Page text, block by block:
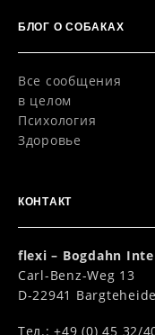
БЛОГ O СОБАКАХ
Все сообщения
в целом
Психология
Здоровье
КОНТАКТ
flexi – Bogdahn
Carl-Benz-Weg 13
D-22941 Bargteheide
Тел.: +49 (0) 45 32/